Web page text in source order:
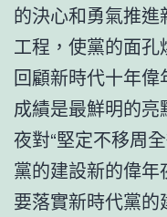
的決心和勇氣推
工程，使黨的面孔
回顧新時代十年
成績是最鮮明的
夜對“堅定不移周
黨的建設新的偉年
要落實新時代黨